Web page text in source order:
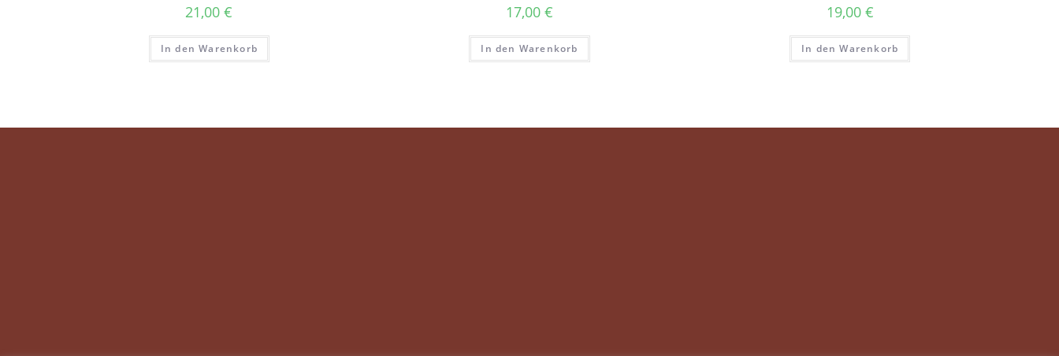
21,00€
In den Warenkorb
17,00 €
In den Warenkorb
19,00 €
In den Warenkorb